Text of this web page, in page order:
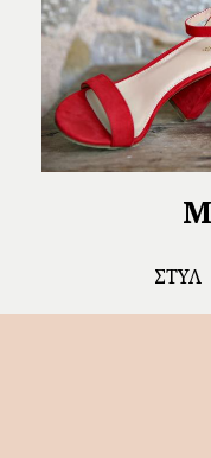
ΣΤΥΛ